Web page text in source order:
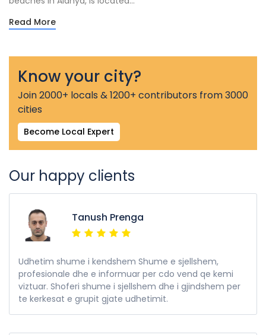
Read More
Know your city?
Join 2000+ locals & 1200+ contributors from 3000
cities
Become Local Expert
Our happy clients
Tanush Prenga
Udhetim shume i kendshem Shume e sjellshem,
profesionale dhe e informuar per cdo vend qe kemi
viztuar. Shoferi shume i sjellshem dhe i gjindshem per
te kerkesat e grupit gjate udhetimit.